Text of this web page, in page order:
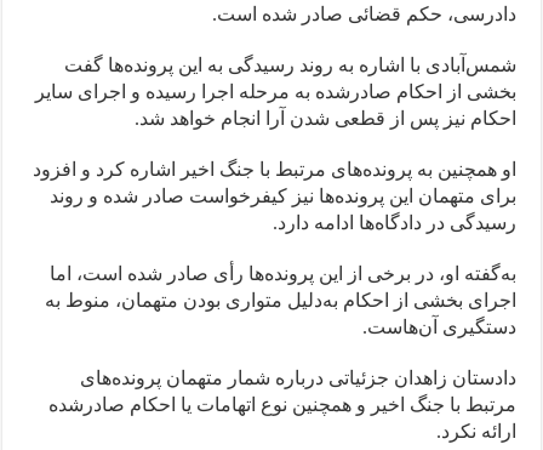
دادرسی، حکم قضائی صادر شده است.
شمس‌آبادی با اشاره به روند رسیدگی به این پرونده‌ها گفت
بخشی از احکام صادرشده به مرحله اجرا رسیده و اجرای سایر
احکام نیز پس از قطعی شدن آرا انجام خواهد شد.
او همچنین به پرونده‌های مرتبط با جنگ اخیر اشاره کرد و افزود
برای متهمان این پرونده‌ها نیز کیفرخواست صادر شده و روند
رسیدگی در دادگاه‌ها ادامه دارد.
به‌گفته او، در برخی از این پرونده‌ها رأی صادر شده است، اما
اجرای بخشی از احکام به‌دلیل متواری بودن متهمان، منوط به
دستگیری آن‌هاست.
دادستان زاهدان جزئیاتی درباره شمار متهمان پرونده‌های
مرتبط با جنگ اخیر و همچنین نوع اتهامات یا احکام صادرشده
ارائه نکرد.